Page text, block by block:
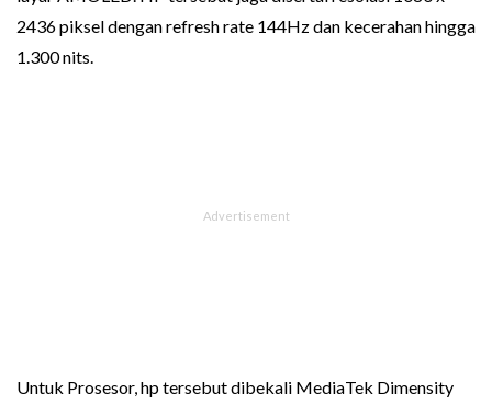
2436 piksel dengan refresh rate 144Hz dan kecerahan hingga
1.300 nits.
Untuk Prosesor, hp tersebut dibekali MediaTek Dimensity